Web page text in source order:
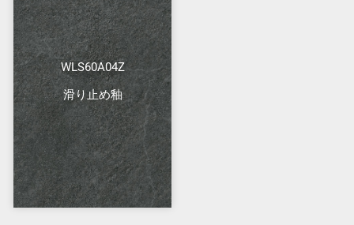
WLS60A04Z
滑り止め釉